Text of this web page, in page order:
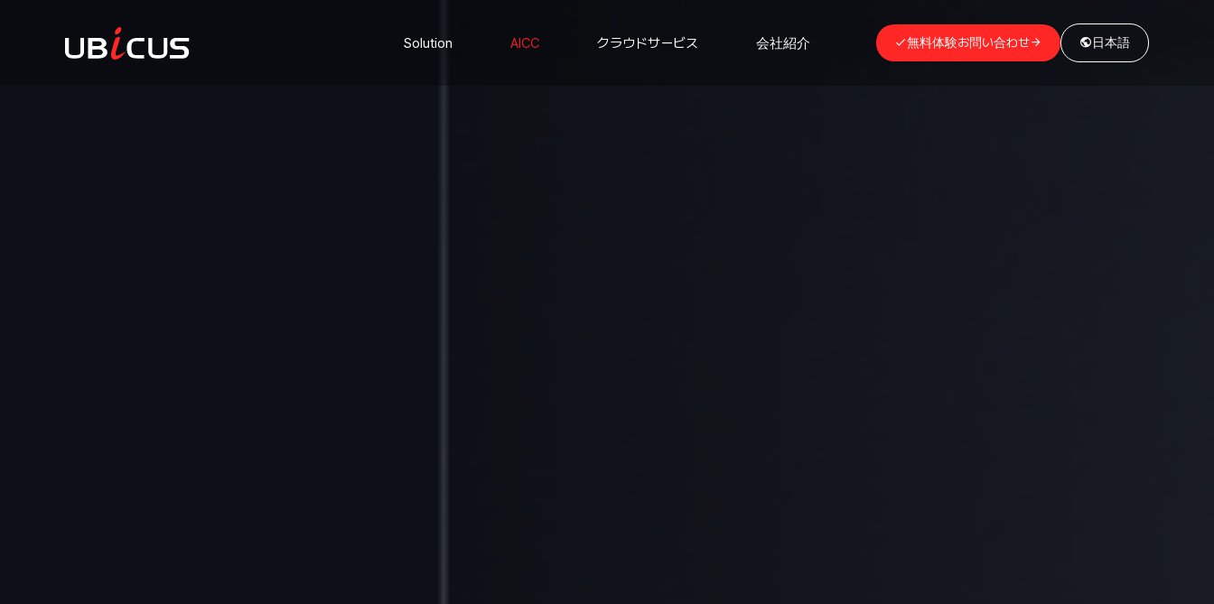
Solution AICC クラウドサービス 会社紹介 無料体験お問い合わせ 日本語